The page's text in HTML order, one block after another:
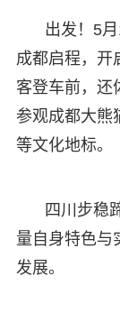
出发！5
成都启程，开
客登车前，还
参观成都大熊
等文化地标。
四川步稳
量自身特色与
发展。